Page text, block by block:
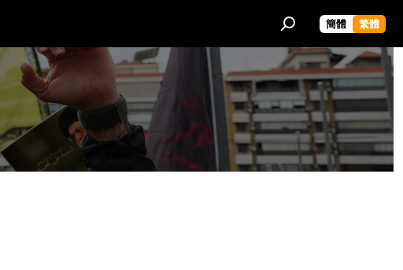
簡體 繁體